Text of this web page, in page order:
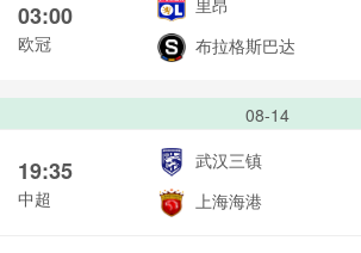
03:00
欧冠
里昂
布拉格斯巴达
08-14
19:35
中超
武汉三镇
上海海港